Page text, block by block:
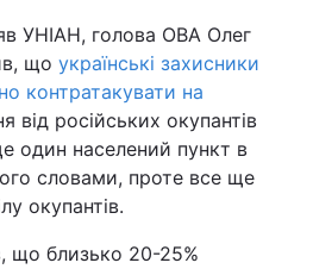
УНІАН, голова ОВА Олег
що українські захисники
контратакувати на
від російських окупантів
один населений пункт в
словами, проте все ще
окупантів.
що близько 20-25%